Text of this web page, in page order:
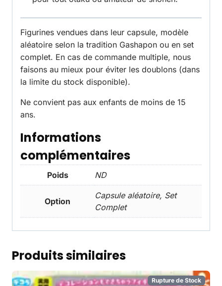
Figurines vendues dans leur capsule, modèle
aléatoire selon la tradition Gashapon ou en set
complet. En cas de commande multiple, nous
faisons au mieux pour éviter les doublons (dans
la limite du stock disponible).
Ne convient pas aux enfants de moins de 15
ans.
Informations
complémentaires
Poids ND
Option
Capsule aléatoire, Set
Complet
Produits similaires
Rupture de Stock